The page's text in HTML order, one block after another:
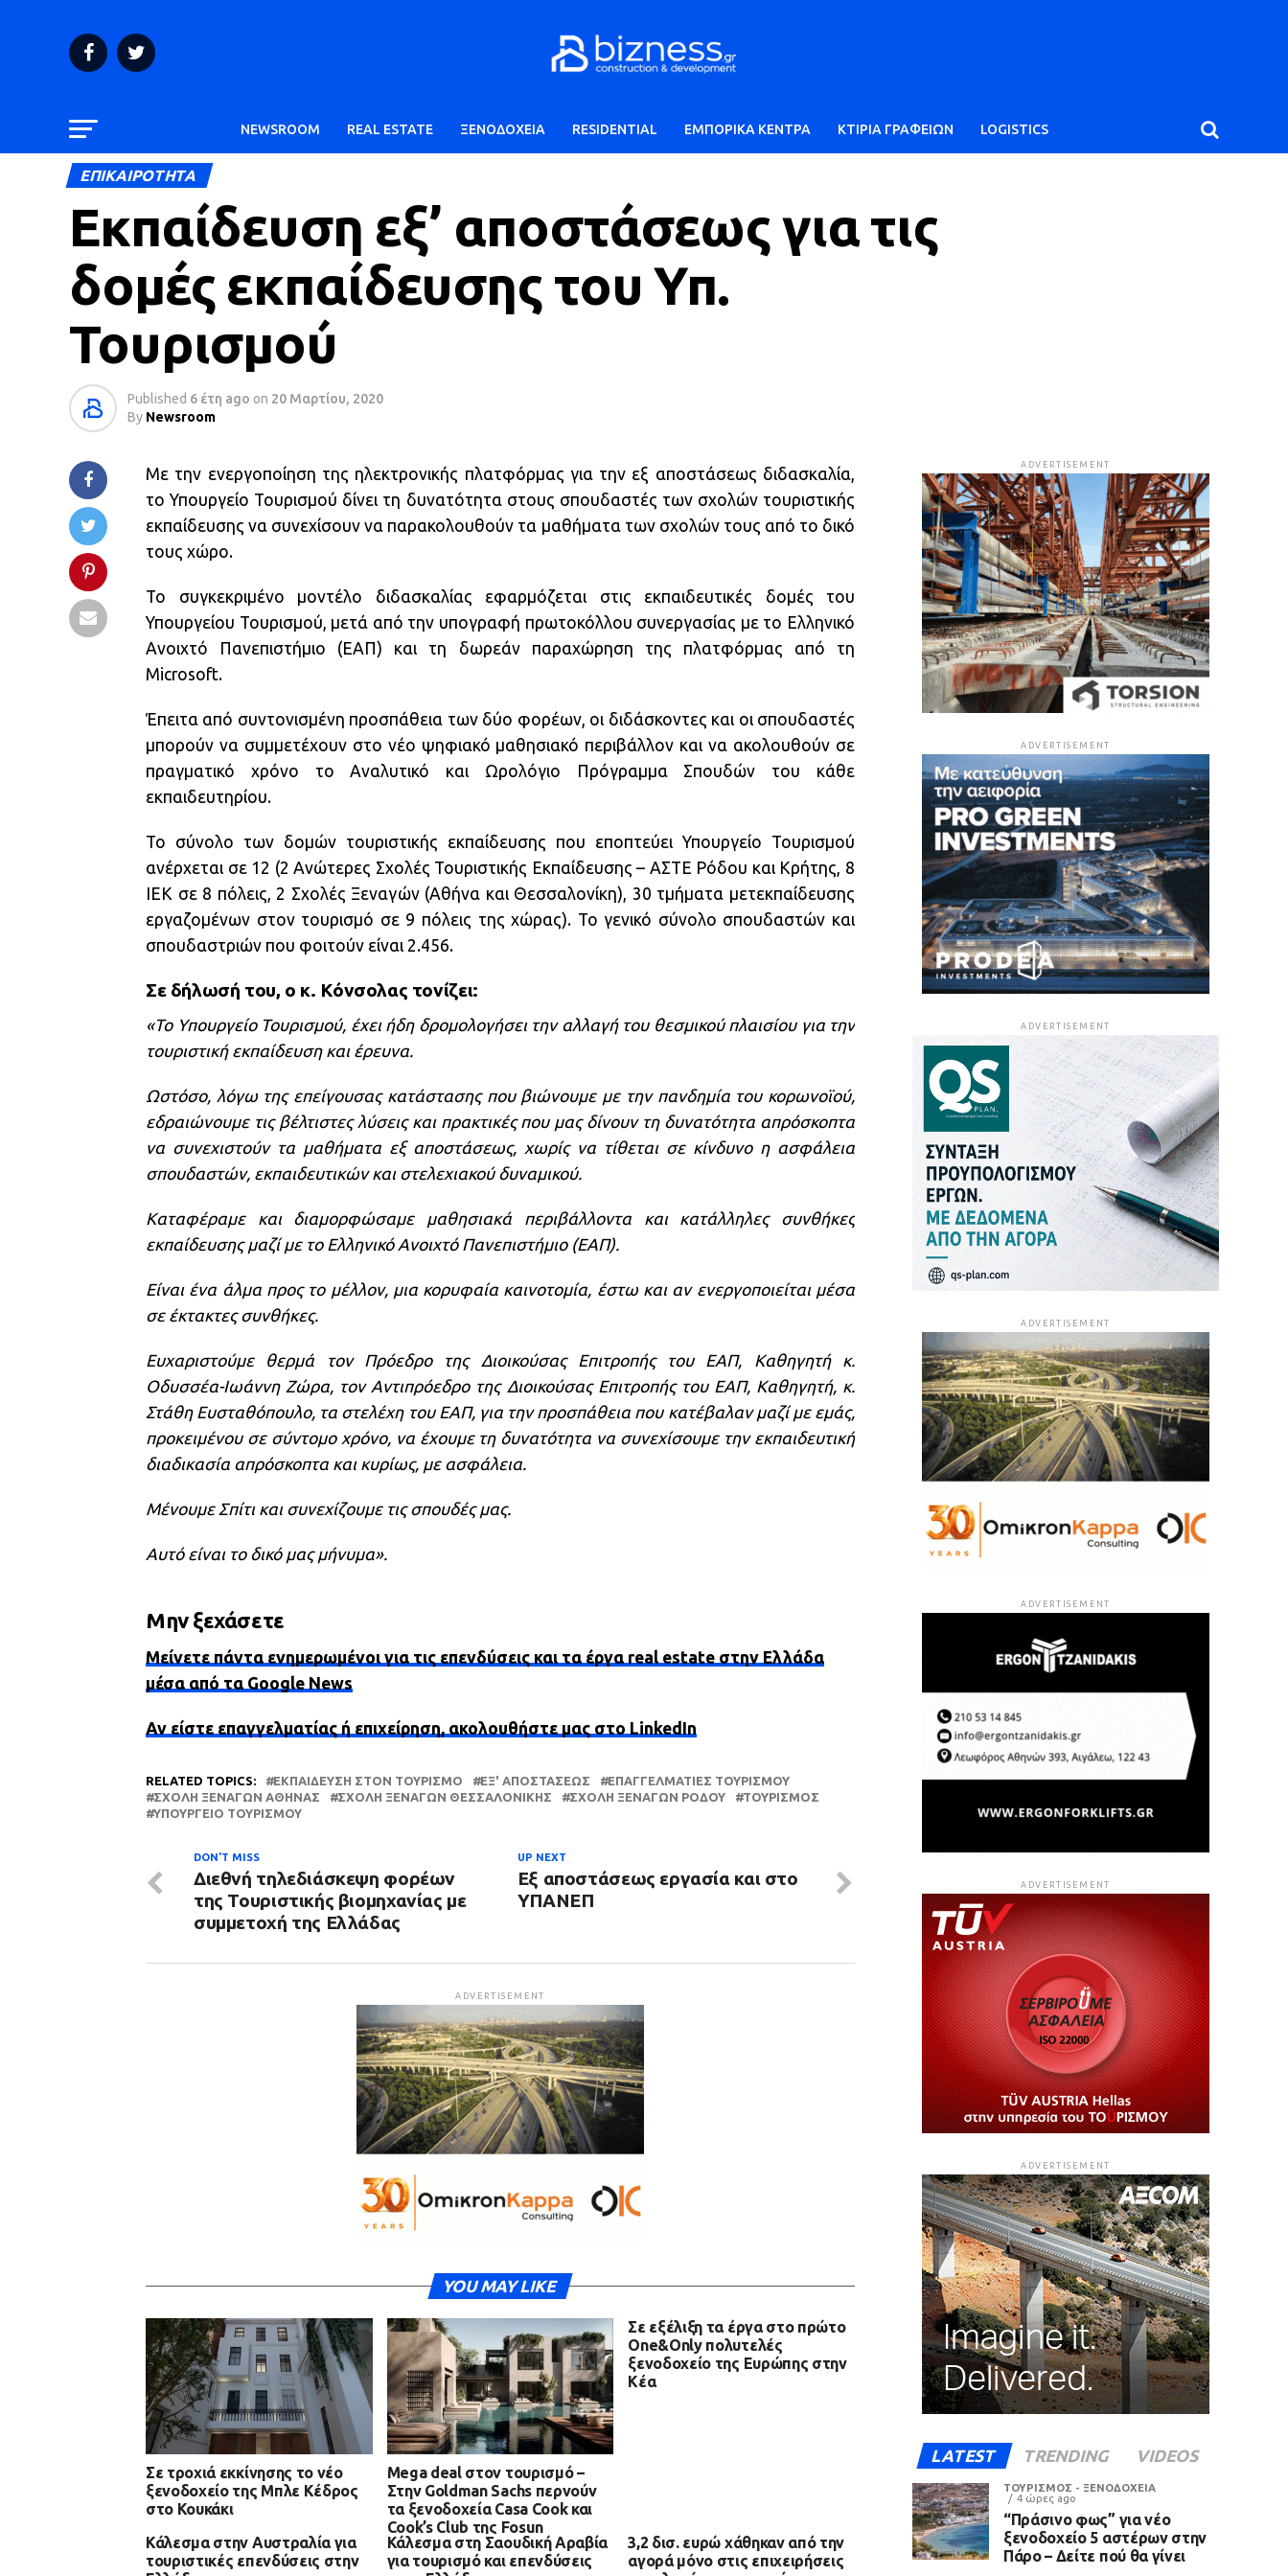
NEWSROOM REAL ESTATE ΞΕΝΟΔΟΧΕΙΑ RESIDENTIAL ΕΜΠΟΡΙΚΑ ΚΕΝΤΡΑ ΚΤΙΡΙΑ ΓΡΑΦΕΙΩΝ LOGISTICS
ΕΠΙΚΑΙΡΟΤΗΤΑ
Εκπαίδευση εξ’ αποστάσεως για τις
δομές εκπαίδευσης του Υπ.
Τουρισμού
Published 6 έτη ago on 20 Μαρτίου, 2020
By Newsroom
Με την ενεργοποίηση της ηλεκτρονικής πλατφόρμας για την εξ αποστάσεως διδασκαλία,
το Υπουργείο Τουρισμού δίνει τη δυνατότητα στους σπουδαστές των σχολών τουριστικής
εκπαίδευσης να συνεχίσουν να παρακολουθούν τα μαθήματα των σχολών τους από το δικό
τους χώρο.
Το συγκεκριμένο μοντέλο διδασκαλίας εφαρμόζεται στις εκπαιδευτικές δομές του
Υπουργείου Τουρισμού, μετά από την υπογραφή πρωτοκόλλου συνεργασίας με το Ελληνικό
Ανοιχτό Πανεπιστήμιο (ΕΑΠ) και τη δωρεάν παραχώρηση της πλατφόρμας από τη
Microsoft.
Έπειτα από συντονισμένη προσπάθεια των δύο φορέων, οι διδάσκοντες και οι σπουδαστές
μπορούν να συμμετέχουν στο νέο ψηφιακό μαθησιακό περιβάλλον και να ακολουθούν σε
πραγματικό χρόνο το Αναλυτικό και Ωρολόγιο Πρόγραμμα Σπουδών του κάθε
εκπαιδευτηρίου.
Το σύνολο των δομών τουριστικής εκπαίδευσης που εποπτεύει Υπουργείο Τουρισμού
ανέρχεται σε 12 (2 Ανώτερες Σχολές Τουριστικής Εκπαίδευσης – ΑΣΤΕ Ρόδου και Κρήτης, 8
ΙΕΚ σε 8 πόλεις, 2 Σχολές Ξεναγών (Αθήνα και Θεσσαλονίκη), 30 τμήματα μετεκπαίδευσης
εργαζομένων στον τουρισμό σε 9 πόλεις της χώρας). Το γενικό σύνολο σπουδαστών και
σπουδαστριών που φοιτούν είναι 2.456.
Σε δήλωσή του, ο κ. Κόνσολας τονίζει:
«Το Υπουργείο Τουρισμού, έχει ήδη δρομολογήσει την αλλαγή του θεσμικού πλαισίου για την
τουριστική εκπαίδευση και έρευνα.
Ωστόσο, λόγω της επείγουσας κατάστασης που βιώνουμε με την πανδημία του κορωνοϊού,
εδραιώνουμε τις βέλτιστες λύσεις και πρακτικές που μας δίνουν τη δυνατότητα απρόσκοπτα
να συνεχιστούν τα μαθήματα εξ αποστάσεως, χωρίς να τίθεται σε κίνδυνο η ασφάλεια
σπουδαστών, εκπαιδευτικών και στελεχιακού δυναμικού.
Καταφέραμε και διαμορφώσαμε μαθησιακά περιβάλλοντα και κατάλληλες συνθήκες
εκπαίδευσης μαζί με το Ελληνικό Ανοιχτό Πανεπιστήμιο (ΕΑΠ).
Είναι ένα άλμα προς το μέλλον, μια κορυφαία καινοτομία, έστω και αν ενεργοποιείται μέσα
σε έκτακτες συνθήκες.
Ευχαριστούμε θερμά τον Πρόεδρο της Διοικούσας Επιτροπής του ΕΑΠ, Καθηγητή κ.
Οδυσσέα-Ιωάννη Ζώρα, τον Αντιπρόεδρο της Διοικούσας Επιτροπής του ΕΑΠ, Καθηγητή, κ.
Στάθη Ευσταθόπουλο, τα στελέχη του ΕΑΠ, για την προσπάθεια που κατέβαλαν μαζί με εμάς,
προκειμένου σε σύντομο χρόνο, να έχουμε τη δυνατότητα να συνεχίσουμε την εκπαιδευτική
διαδικασία απρόσκοπτα και κυρίως, με ασφάλεια.
Μένουμε Σπίτι και συνεχίζουμε τις σπουδές μας.
Αυτό είναι το δικό μας μήνυμα».
Μην ξεχάσετε
Μείνετε πάντα ενημερωμένοι για τις επενδύσεις και τα έργα real estate στην Ελλάδα
μέσα από τα Google News
Αν είστε επαγγελματίας ή επιχείρηση, ακολουθήστε μας στο LinkedIn
RELATED TOPICS: ΕΚΠΑΊΔΕΥΣΗ ΣΤΟΝ ΤΟΥΡΙΣΜΌ ΕΞ' ΑΠΟΣΤΆΣΕΩΣ
ΕΠΑΓΓΕΛΜΑΤΊΕΣ ΤΟΥΡΙΣΜΟΎ
ΣΧΟΛΉ ΞΕΝΑΓΏΝ ΑΘΉΝΑΣ
ΣΧΟΛΉ ΞΕΝΑΓΏΝ ΘΕΣΣΑΛΟΝΊΚΗΣ ΣΧΟΛΉ ΞΕΝΑΓΏΝ ΡΌΔΟΥ
ΤΟΥΡΙΣΜΌΣ
ΥΠΟΥΡΓΕΊΟ ΤΟΥΡΙΣΜΟΎ
UP NEXT
Eξ αποστάσεως εργασία και στο
ΥΠΑΝΕΠ
DON'T MISS
Διεθνή τηλεδιάσκεψη φορέων
της Τουριστικής βιομηχανίας με
συμμετοχή της Ελλάδας
ADVERTISEMENT
YOU MAY LIKE
Σε τροχιά εκκίνησης το νέο
ξενοδοχείο της Μπλε Κέδρος
στο Κουκάκι
Mega deal στον τουρισμό –
Στην Goldman Sachs περνούν
τα ξενοδοχεία Casa Cook και
Cook’s Club της Fosun
Σε εξέλιξη τα έργα στο πρώτο
One&Only πολυτελές
ξενοδοχείο της Ευρώπης στην
Κέα
Κάλεσμα στην Αυστραλία για
τουριστικές επενδύσεις στην
Κάλεσμα στη Σαουδική Αραβία
για τουρισμό και επενδύσεις
3,2 δισ. ευρώ χάθηκαν από την
αγορά μόνο στις επιχειρήσεις
ADVERTISEMENT
ADVERTISEMENT
ADVERTISEMENT
ADVERTISEMENT
ADVERTISEMENT
ADVERTISEMENT
ADVERTISEMENT
LATEST TRENDING VIDEOS
ΤΟΥΡΙΣΜΟΣ - ΞΕΝΟΔΟΧΕΙΑ
4 ώρες ago
“Πράσινο φως” για νέο
ξενοδοχείο 5 αστέρων στην
Πάρο – Δείτε πού θα γίνει